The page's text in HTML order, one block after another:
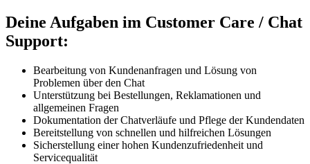
Deine Aufgaben im Customer Care / Chat
Support:
Bearbeitung von Kundenanfragen und Lösung von
Problemen über den Chat
Unterstützung bei Bestellungen, Reklamationen und
allgemeinen Fragen
Dokumentation der Chatverläufe und Pflege der Kundendaten
Bereitstellung von schnellen und hilfreichen Lösungen
Sicherstellung einer hohen Kundenzufriedenheit und
Servicequalität